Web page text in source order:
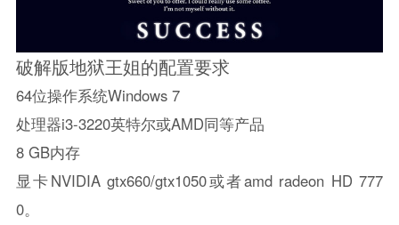
破解版地狱王姐的配置要求
64位操作系统Windows 7
处理器i3-3220英特尔或AMD同等产品
8 GB内存
显卡NVIDIA gtx660/gtx1050或者amd radeon HD 777
0。